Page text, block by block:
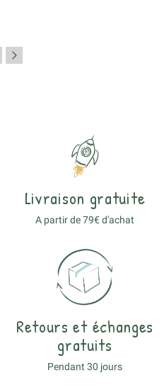
Livraison gratuite
A partir de 79€ d'achat
Retours et échanges
gratuits
Pendant 30 jours